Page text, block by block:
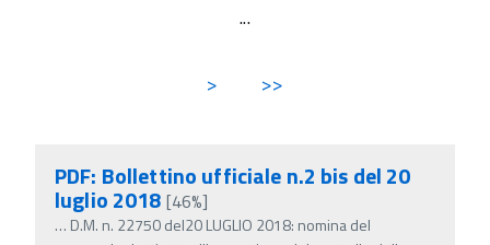
...
> >>
PDF: Bollettino ufficiale n.2 bis del 20
luglio 2018 [46%]
… D.M. n. 22750 del20 LUGLIO 2018: nomina del